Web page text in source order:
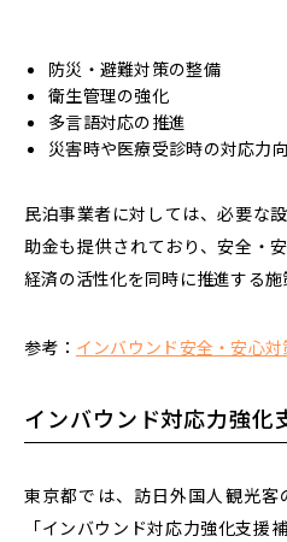
防災・避難対策の整備
衛生管理の強化
多言語対応の推進
災害時や医療受診時の対応力
民泊事業者に対しては、必要な
助金も提供されており、安全・
経済の活性化を同時に推進する施
参考： インバウンド安全・安心
インバウンド対応力強化
東京都では、訪日外国人観光
「インバウンド対応力強化支援